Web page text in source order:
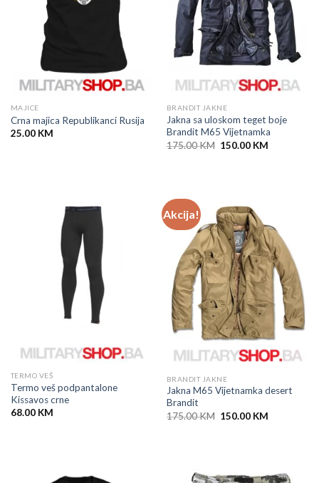
MAJICE
Crna majica Republikanci Rusija
25.00 KM
BRANDIT JAKNE
Jakna sa uloskom teget boje
Brandit M65 Vijetnamka
175.00KM Original
150.00 KMCurrent
TERMO VEŠ
Termo veš podpantalone
Kissavos crne
68.00 KM
Akcija!
BRANDIT JAKNE
Jakna M65 Vijetnamka desert
Brandit
175.00KM Original
150.00 KMCurrent